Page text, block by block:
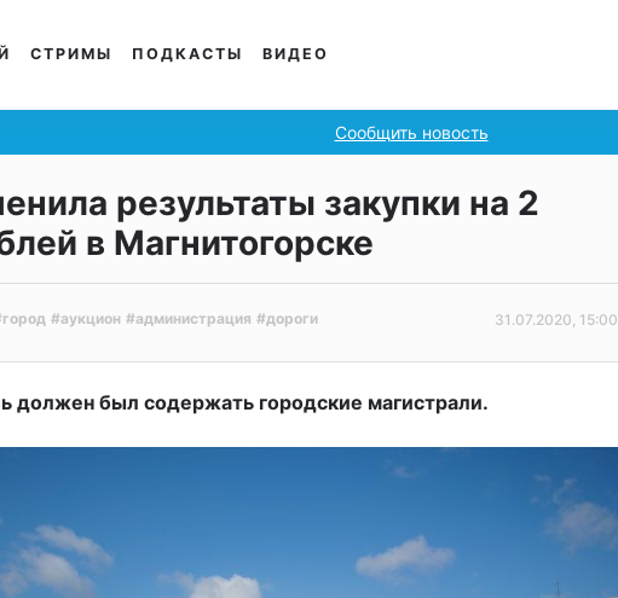
СТРИМЫ ПОДКАСТЫ ВИДЕО
Сообщить новость
результаты закупки на 2
в Магнитогорске
#аукцион #администрация #дороги 31.07.2020, 15:00
должен был содержать городские магистрали.